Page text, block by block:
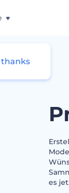
es
thanks